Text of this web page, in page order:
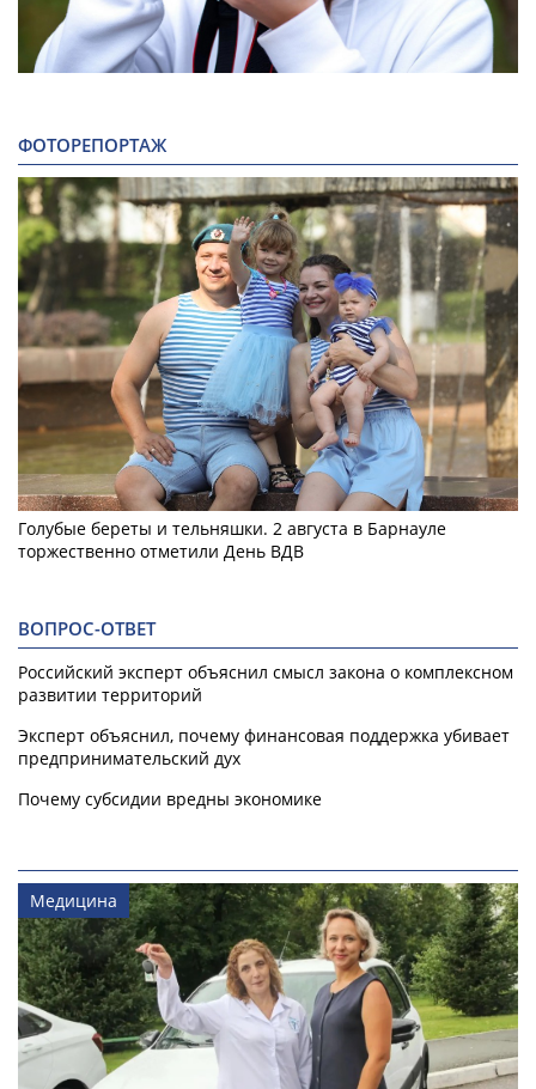
ФОТОРЕПОРТАЖ
Голубые береты и тельняшки. 2 августа в Барнауле
торжественно отметили День ВДВ
ВОПРОС-ОТВЕТ
Российский эксперт объяснил смысл закона о комплексном
развитии территорий
Эксперт объяснил, почему финансовая поддержка убивает
предпринимательский дух
Почему субсидии вредны экономике
Медицина